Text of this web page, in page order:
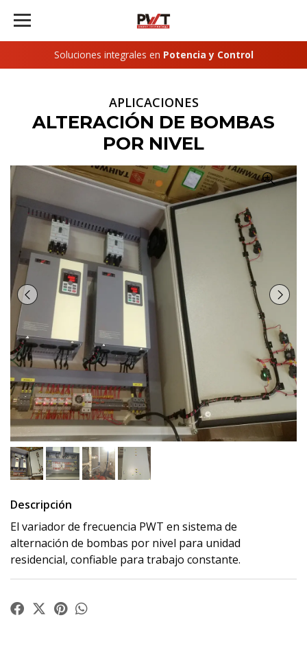
Soluciones integrales en Potencia y Control
APLICACIONES
ALTERACIÓN DE BOMBAS
POR NIVEL
Descripción
El variador de frecuencia PWT en sistema de
alternación de bombas por nivel para unidad
residencial, confiable para trabajo constante.